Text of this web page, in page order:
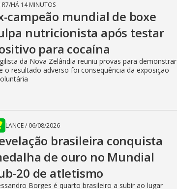
R7/HÁ 14 MINUTOS
campeão mundial de boxe
nutricionista após testar
para cocaína
da Nova Zelândia reuniu provas para demonstrar
o resultado adverso foi consequência da exposição
LANCE/ 06/08/2026
brasileira conquista
de ouro no Mundial
20 de atletismo
Borges é quarto brasileiro a subir ao lugar